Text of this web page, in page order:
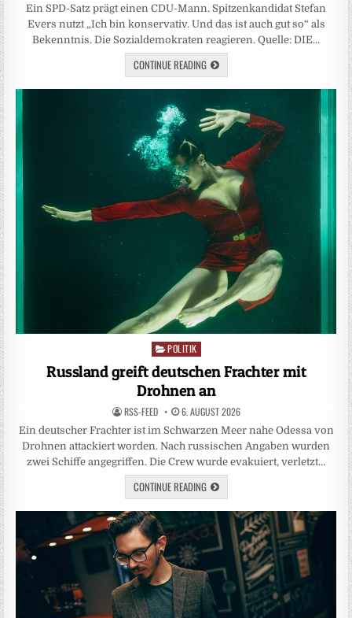
Ein SPD-Satz prägt einen CDU-Mann. Spitzenkandidat Stefan
Evers nutzt „Ich bin konservativ. Und das ist auch gut so“ als
Bekenntnis. Die Sozialdemokraten reagieren. Quelle: DIE…
CONTINUE READING
Posted
in
POLITIK
Russland greift deutschen Frachter mit
Drohnen an
RSS-FEED 6. AUGUST 2026
Ein deutscher Frachter ist im Schwarzen Meer nahe Odessa von
Drohnen attackiert worden. Nach russischen Angaben wurden
zwei Schiffe angegriffen. Die Crew wurde evakuiert, verletzt…
CONTINUE READING